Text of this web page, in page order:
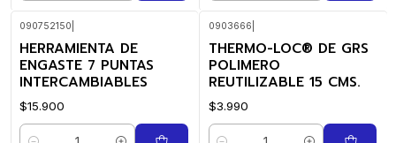
090752150
HERRAMIENTA DE
ENGASTE 7 PUNTAS
INTERCAMBIABLES
$15.900
0903666
THERMO-LOC® DE GRS
POLIMERO
REUTILIZABLE 15 CMS.
$3.990